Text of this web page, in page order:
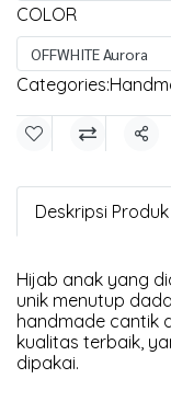
COLOR
OFFWHITE Aurora
Categories:
Deskripsi Produk
Hijab anak yang
unik menutup
handmade cantik
kualitas terbaik,
dipakai.